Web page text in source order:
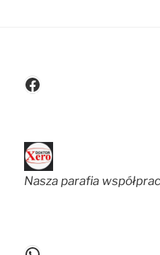
Facebook
Nasza parafia